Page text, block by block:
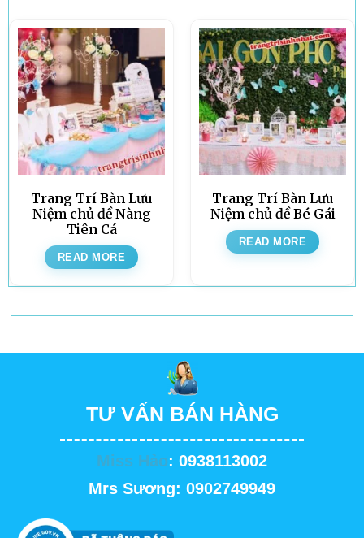
Trang Trí Bàn Lưu
Niệm chủ đề Nàng
Tiên Cá
READ MORE
Trang Trí Bàn Lưu
Niệm chủ đề Bé Gái
READ MORE
TƯ VẤN BÁN HÀNG
Miss Hảo: 0938113002
Mrs Sương: 0902749949